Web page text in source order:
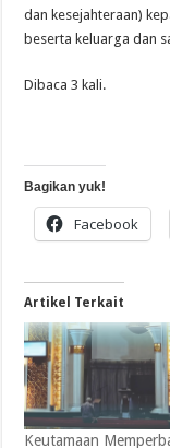
dan kesejahteraan)
beserta keluarga dan
Dibaca 3 kali.
Bagikan yuk!
Facebook
Artikel Terkait
Keutamaan